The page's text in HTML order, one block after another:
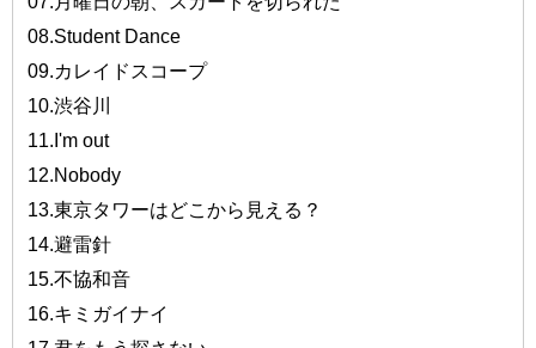
08.Student Dance
09.カレイドスコープ
10.渋谷川
11.I'm out
12.Nobody
13.東京タワーはどこから見える？
14.避雷針
15.不協和音
16.キミガイナイ